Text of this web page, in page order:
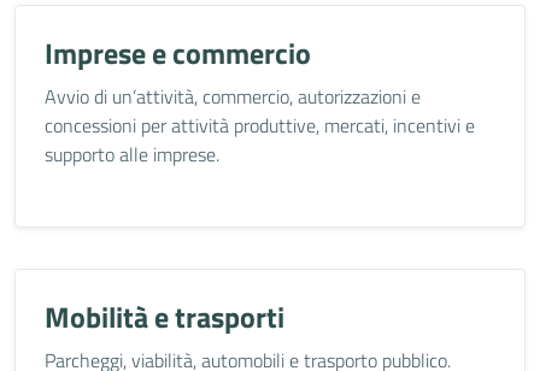
Imprese e commercio
Avvio di un’attività, commercio, autorizzazioni e
concessioni per attività produttive, mercati, incentivi e
supporto alle imprese.
Mobilità e trasporti
Parcheggi, viabilità, automobili e trasporto pubblico.